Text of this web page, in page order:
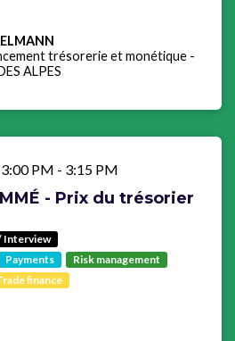
trésorerie et monétique -
ALPES
3:00 PM - 3:15 PM
- Prix du trésorier
Interview
Payments
Risk management
finance